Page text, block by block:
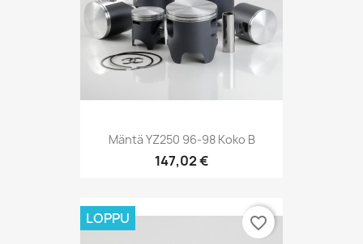
Mäntä YZ250 96-98 Koko B
147,02 €
LOPPU favorite_border